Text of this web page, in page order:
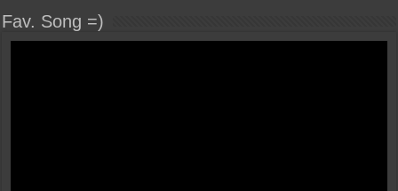
Fav. Song =)